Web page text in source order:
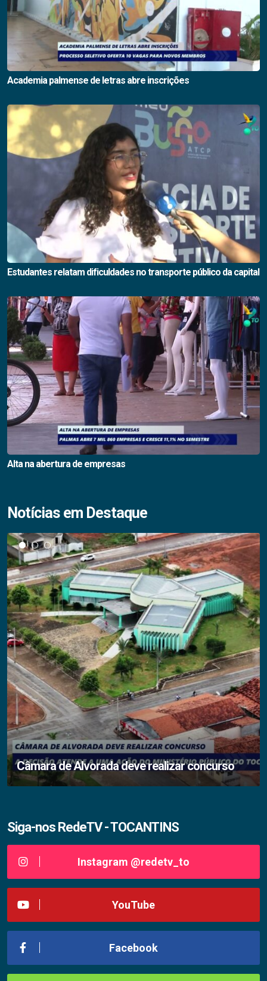
Academia palmense de letras abre inscrições
Estudantes relatam dificuldades no transporte público da capital
Alta na abertura de empresas
Notícias em Destaque
Câmara de Alvorada deve realizar concurso
Siga-nos RedeTV - TOCANTINS
Instagram @redetv_to
YouTube
Facebook